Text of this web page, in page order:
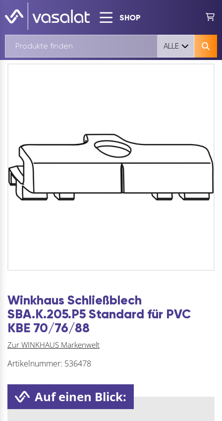
SHOP
ALLE
Winkhaus Schließblech
SBA.K.205.P5 Standard für PVC
KBE 70/76/88
Zur WINKHAUS Markenwelt
Artikelnummer: 536478
Auf einen Blick: